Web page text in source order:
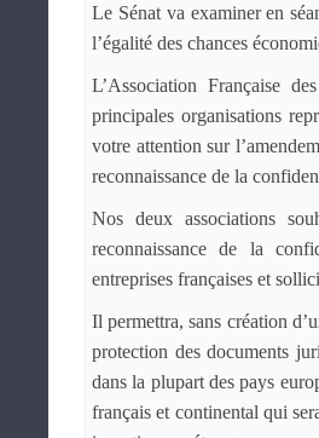
Le Sénat va examiner en
l’égalité des chances
L’Association Française
principales organisations
votre attention sur
reconnaissance de la
Nos deux associations
reconnaissance de la
entreprises françaises et
Il permettra, sans création
protection des documents
dans la plupart des pays
français et continental qui